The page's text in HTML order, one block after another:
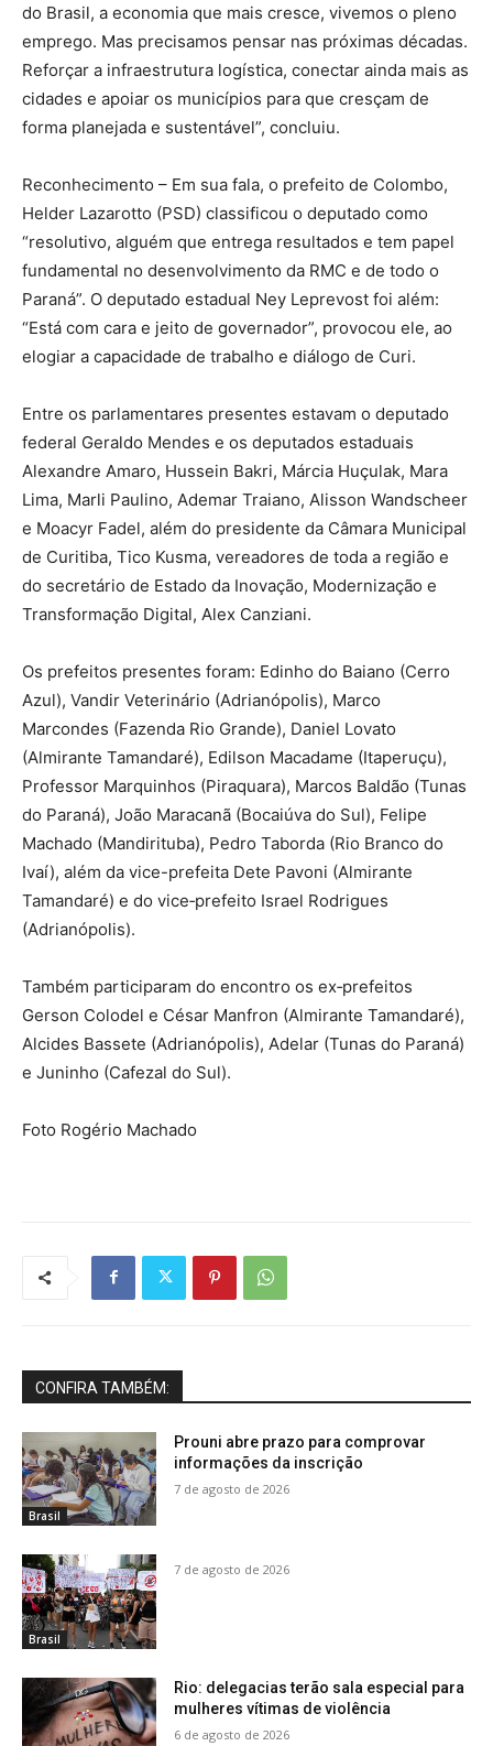
do Brasil, a economia que mais cresce, vivemos o pleno
emprego. Mas precisamos pensar nas próximas décadas.
Reforçar a infraestrutura logística, conectar ainda mais as
cidades e apoiar os municípios para que cresçam de
forma planejada e sustentável”, concluiu.
Reconhecimento – Em sua fala, o prefeito de Colombo,
Helder Lazarotto (PSD) classificou o deputado como
“resolutivo, alguém que entrega resultados e tem papel
fundamental no desenvolvimento da RMC e de todo o
Paraná”. O deputado estadual Ney Leprevost foi além:
“Está com cara e jeito de governador”, provocou ele, ao
elogiar a capacidade de trabalho e diálogo de Curi.
Entre os parlamentares presentes estavam o deputado
federal Geraldo Mendes e os deputados estaduais
Alexandre Amaro, Hussein Bakri, Márcia Huçulak, Mara
Lima, Marli Paulino, Ademar Traiano, Alisson Wandscheer
e Moacyr Fadel, além do presidente da Câmara Municipal
de Curitiba, Tico Kusma, vereadores de toda a região e
do secretário de Estado da Inovação, Modernização e
Transformação Digital, Alex Canziani.
Os prefeitos presentes foram: Edinho do Baiano (Cerro
Azul), Vandir Veterinário (Adrianópolis), Marco
Marcondes (Fazenda Rio Grande), Daniel Lovato
(Almirante Tamandaré), Edilson Macadame (Itaperuçu),
Professor Marquinhos (Piraquara), Marcos Baldão (Tunas
do Paraná), João Maracanã (Bocaiúva do Sul), Felipe
Machado (Mandirituba), Pedro Taborda (Rio Branco do
Ivaí), além da vice-prefeita Dete Pavoni (Almirante
Tamandaré) e do vice‑prefeito Israel Rodrigues
(Adrianópolis).
Também participaram do encontro os ex‑prefeitos
Gerson Colodel e César Manfron (Almirante Tamandaré),
Alcides Bassete (Adrianópolis), Adelar (Tunas do Paraná)
e Juninho (Cafezal do Sul).
Foto Rogério Machado
CONFIRA TAMBÉM:
Brasil
Prouni abre prazo para comprovar
informações da inscrição
7 de agosto de 2026
Brasil
7 de agosto de 2026
Rio: delegacias terão sala especial para
mulheres vítimas de violência
6 de agosto de 2026